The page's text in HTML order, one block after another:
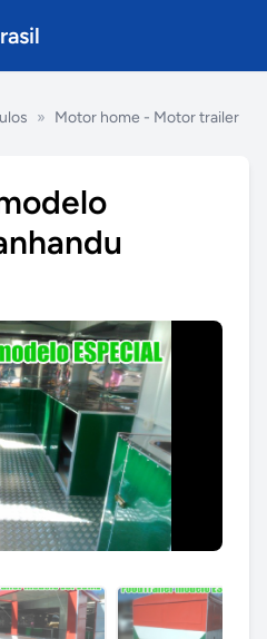
» Motor home - Motor trailer